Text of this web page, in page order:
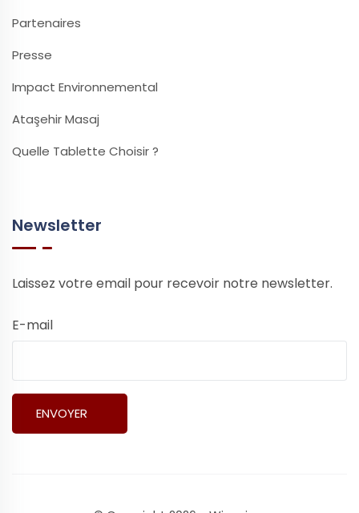
Partenaires
Presse
Impact Environnemental
Ataşehir Masaj
Quelle Tablette Choisir ?
Newsletter
Laissez votre email pour recevoir notre newsletter.
E-mail